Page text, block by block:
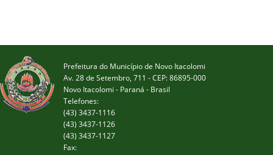
Prefeitura do Município de Novo Itacolomi
Av. 28 de Setembro, 711 - CEP: 86895-000
Novo Itacolomi - Paraná - Brasil
Telefones:
(43) 3437-1116
(43) 3437-1126
(43) 3437-1127
Fax: